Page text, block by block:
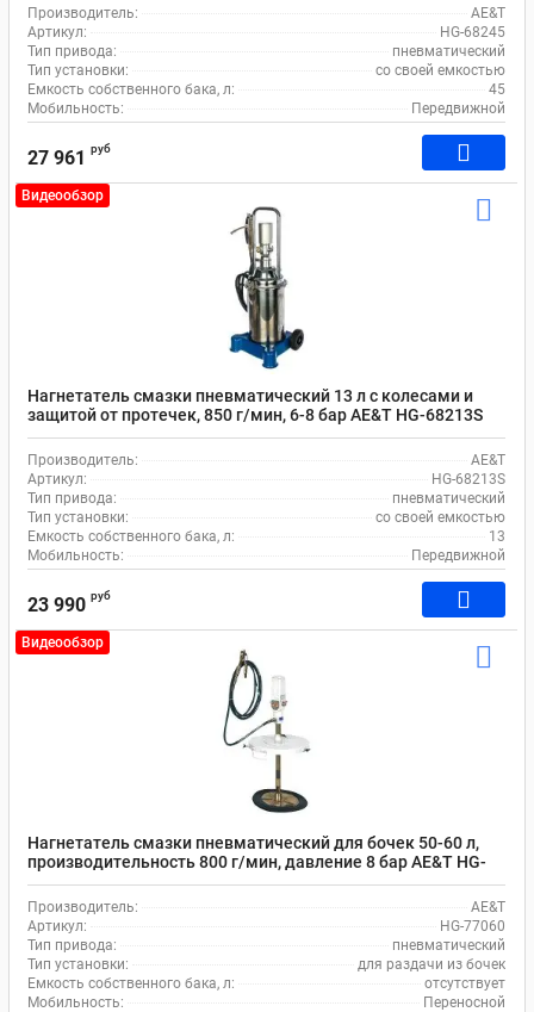
Производитель:
AE&T
Артикул:
HG-68245
Тип привода:
пневматический
Тип установки:
со своей емкостью
Емкость собственного бака, л:
45
Мобильность:
Передвижной
27 961 руб
Видеообзор
Нагнетатель смазки пневматический 13 л с колесами и
защитой от протечек, 850 г/мин, 6-8 бар AE&T HG-68213S
Производитель:
AE&T
Артикул:
HG-68213S
Тип привода:
пневматический
Тип установки:
со своей емкостью
Емкость собственного бака, л:
13
Мобильность:
Передвижной
23 990 руб
Видеообзор
Нагнетатель смазки пневматический для бочек 50-60 л,
производительность 800 г/мин, давление 8 бар AE&T HG-
77060
Производитель:
AE&T
Артикул:
HG-77060
Тип привода:
пневматический
Тип установки:
для раздачи из бочек
Емкость собственного бака, л:
отсутствует
Мобильность:
Переносной